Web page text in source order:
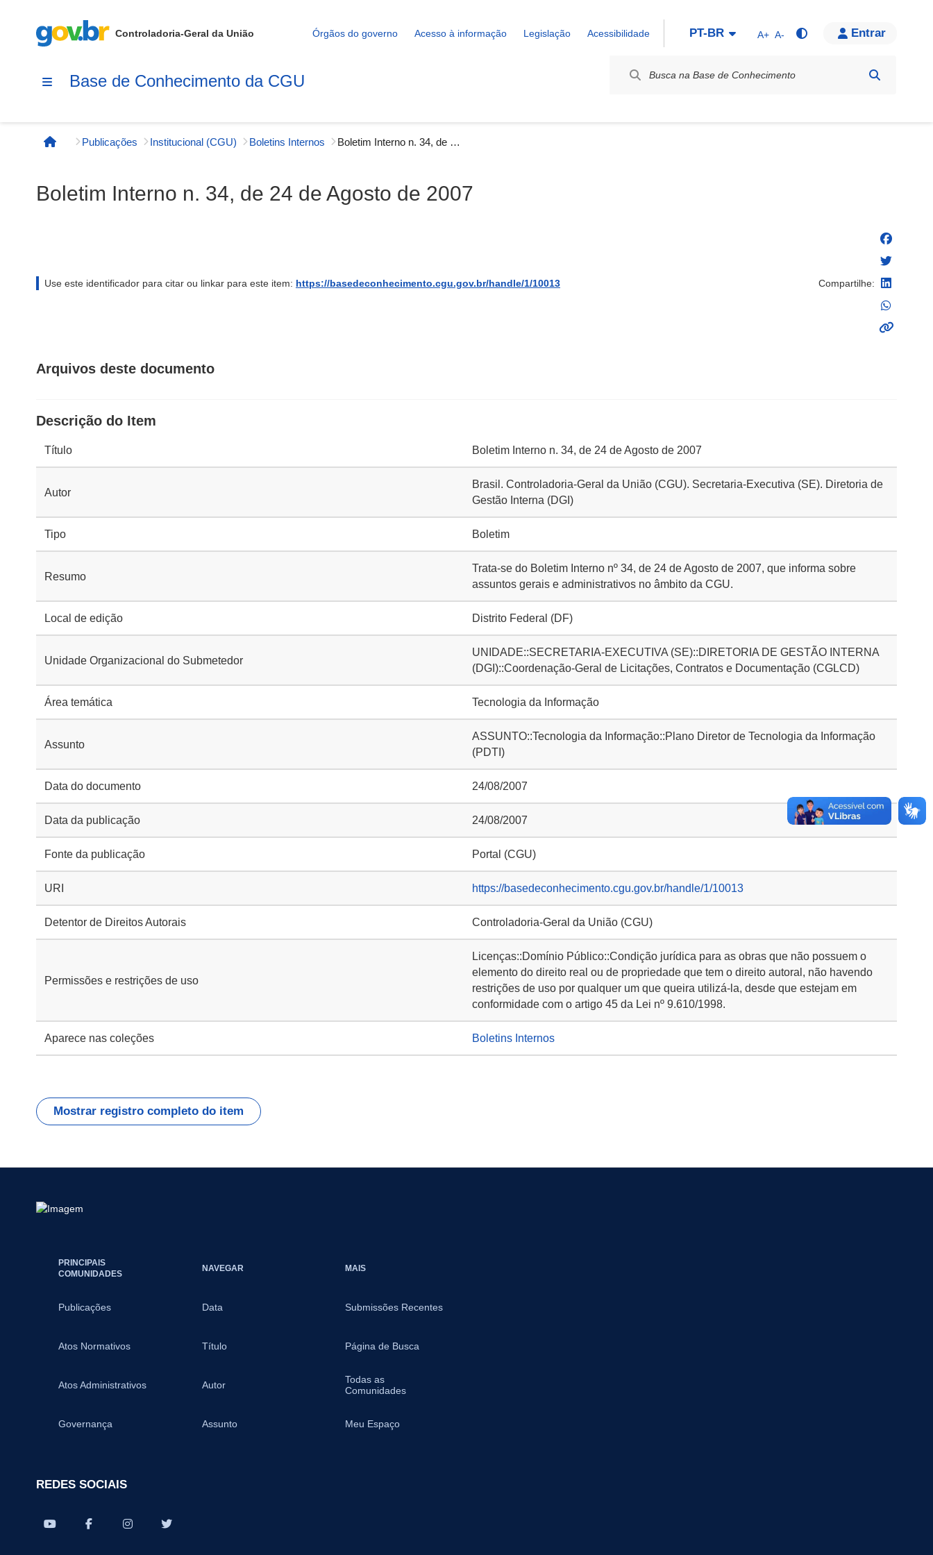
Controladoria-Geral da União Órgãos do governo Acesso à informação Legislação Acessibilidade PT-BR A+ A- Entrar
Base de Conhecimento da CGU
Página inicial
Publicações Institucional (CGU) Boletins Internos Boletim Interno n. 34, de 24 de Agosto de 2007
Boletim Interno n. 34, de 24 de Agosto de 2007
Use este identificador para citar ou linkar para este item: https://basedeconhecimento.cgu.gov.br/handle/1/10013 Compartilhe:
Arquivos deste documento
Descrição do Item
Título Boletim Interno n. 34, de 24 de Agosto de 2007
Autor
Brasil. Controladoria-Geral da União (CGU). Secretaria-Executiva (SE). Diretoria de
Gestão Interna (DGI)
Tipo Boletim
Resumo
Trata-se do Boletim Interno nº 34, de 24 de Agosto de 2007, que informa sobre
assuntos gerais e administrativos no âmbito da CGU.
Local de edição Distrito Federal (DF)
Unidade Organizacional do Submetedor
UNIDADE::SECRETARIA-EXECUTIVA (SE)::DIRETORIA DE GESTÃO INTERNA
(DGI)::Coordenação-Geral de Licitações, Contratos e Documentação (CGLCD)
Área temática Tecnologia da Informação
Assunto
ASSUNTO::Tecnologia da Informação::Plano Diretor de Tecnologia da Informação
(PDTI)
Data do documento 24/08/2007
Data da publicação 24/08/2007
Fonte da publicação Portal (CGU)
URI https://basedeconhecimento.cgu.gov.br/handle/1/10013
Detentor de Direitos Autorais Controladoria-Geral da União (CGU)
Permissões e restrições de uso
Licenças::Domínio Público::Condição jurídica para as obras que não possuem o
elemento do direito real ou de propriedade que tem o direito autoral, não havendo
restrições de uso por qualquer um que queira utilizá-la, desde que estejam em
conformidade com o artigo 45 da Lei nº 9.610/1998.
Aparece nas coleções Boletins Internos
Mostrar registro completo do item
PRINCIPAIS
COMUNIDADES
Publicações
Atos Normativos
Atos Administrativos
Governança
NAVEGAR
Data
Título
Autor
Assunto
MAIS
Submissões Recentes
Página de Busca
Todas as
Comunidades
Meu Espaço
REDES SOCIAIS